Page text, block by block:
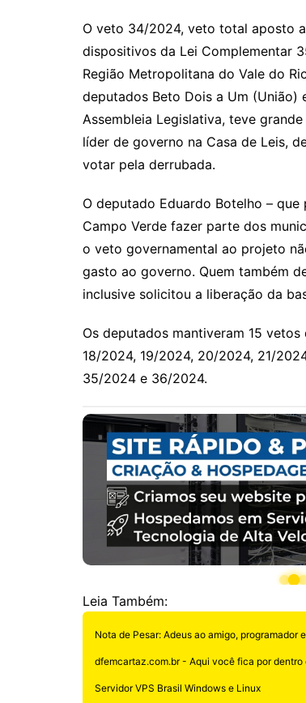
O veto 34/2024, veto total aposto
dispositivos da Lei Complementar
Região Metropolitana do Vale do
deputados Beto Dois a Um (União)
Assembleia Legislativa, teve
líder de governo na Casa de Leis,
votar pela derrubada.
O deputado Eduardo Botelho –
Campo Verde fazer parte dos
o veto governamental ao projeto
gasto ao governo. Quem também
inclusive solicitou a liberação da
Os deputados mantiveram 15
18/2024, 19/2024, 20/2024, 21/
35/2024 e 36/2024.
Leia Também:
Nota de Pesar: Adeus ao amigo, programador
dfemcartaz.com.br - Aqui você fica por
Servidor VPS Brasil Windows e Linux